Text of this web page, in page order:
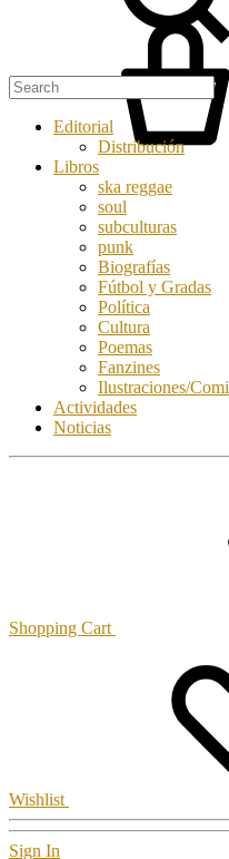
Editorial
Distribución
Libros
ska reggae
soul
subculturas
punk
Biografías
Fútbol y Gradas
Política
Cultura
Poemas
Fanzines
Ilustraciones/
Actividades
Noticias
Shopping Cart
Wishlist
Sign In